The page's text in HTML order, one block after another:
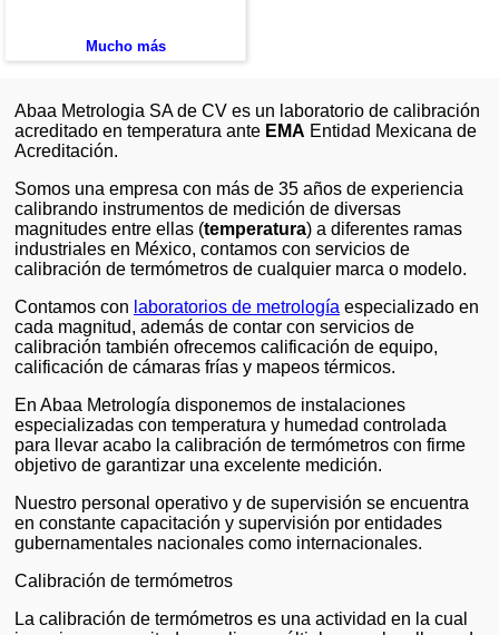
Mucho más
Abaa Metrologia SA de CV es un laboratorio de calibración
acreditado en temperatura ante EMA Entidad Mexicana de
Acreditación.
Somos una empresa con más de 35 años de experiencia
calibrando instrumentos de medición de diversas
magnitudes entre ellas (temperatura) a diferentes ramas
industriales en México, contamos con servicios de
calibración de termómetros de cualquier marca o modelo.
Contamos con laboratorios de metrología especializado en
cada magnitud, además de contar con servicios de
calibración también ofrecemos calificación de equipo,
calificación de cámaras frías y mapeos térmicos.
En Abaa Metrología disponemos de instalaciones
especializadas con temperatura y humedad controlada
para llevar acabo la calibración de termómetros con firme
objetivo de garantizar una excelente medición.
Nuestro personal operativo y de supervisión se encuentra
en constante capacitación y supervisión por entidades
gubernamentales nacionales como internacionales.
Calibración de termómetros
La calibración de termómetros es una actividad en la cual